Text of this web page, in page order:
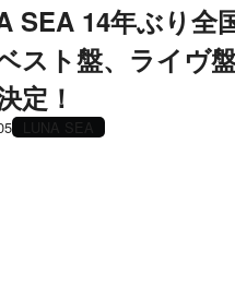
SEA 14年ぶり全
スト盤、ライヴ
定！
LUNA SEA